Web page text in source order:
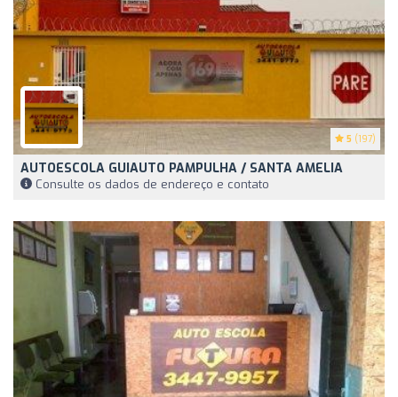
5 (197)
AUTOESCOLA GUIAUTO PAMPULHA / SANTA AMELIA
Consulte os dados de endereço e contato